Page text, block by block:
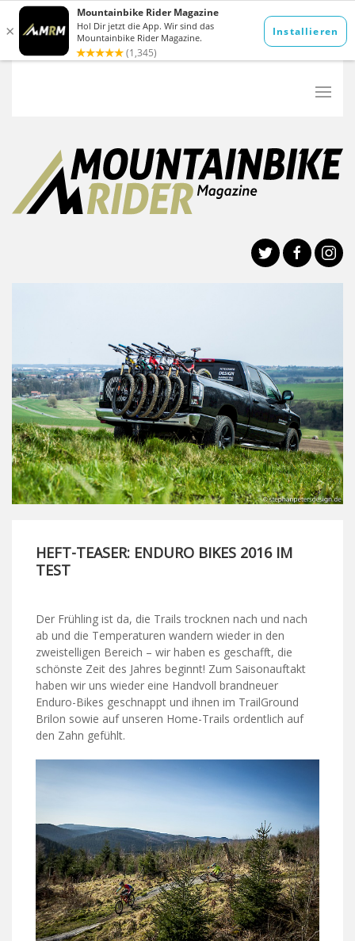
HEFT-TEASER: ENDURO BIKES 2016 IM
TEST
Der Frühling ist da, die Trails trocknen nach und nach
ab und die Temperaturen wandern wieder in den
zweistelligen Bereich – wir haben es geschafft, die
schönste Zeit des Jahres beginnt! Zum Saisonauftakt
haben wir uns wieder eine Handvoll brandneuer
Enduro-Bikes geschnappt und ihnen im TrailGround
Brilon sowie auf unseren Home-Trails ordentlich auf
den Zahn gefühlt.